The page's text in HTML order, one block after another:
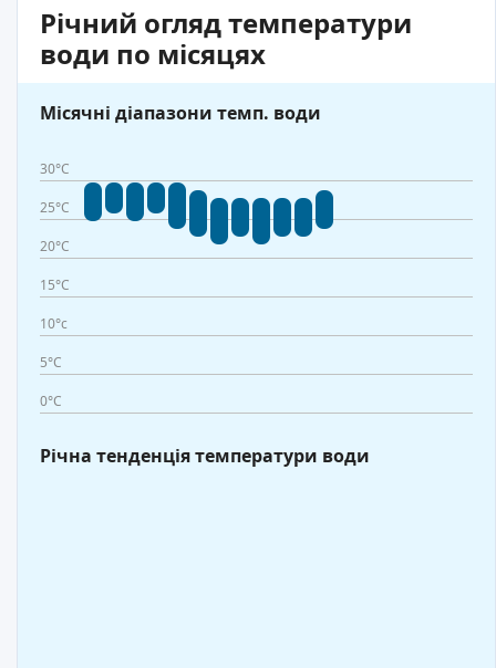
Річний огляд температури
води по місяцях
Місячні діапазони темп. води
30°C
25°C
20°C
15°C
10°c
5°C
0°C
Річна тенденція температури води